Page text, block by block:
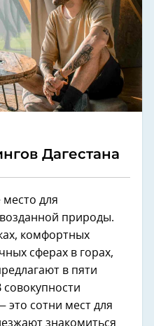
Дагестана
для
природы.
комфортных
сферах в горах,
в пяти
это сотни мест для
знакомиться